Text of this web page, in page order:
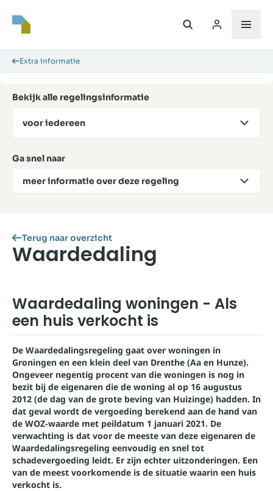
Extra informatie
Bekijk alle regelingsinformatie
voor iedereen
Ga snel naar
meer informatie over deze regeling
Terug naar overzicht
Waardedaling
Waardedaling woningen - Als
een huis verkocht is
De Waardedalingsregeling gaat over woningen in
Groningen en een klein deel van Drenthe (Aa en Hunze).
Ongeveer negentig procent van die woningen is nog in
bezit bij de eigenaren die de woning al op 16 augustus
2012 (de dag van de grote beving van Huizinge) hadden. In
dat geval wordt de vergoeding berekend aan de hand van
de WOZ-waarde met peildatum 1 januari 2021. De
verwachting is dat voor de meeste van deze eigenaren de
Waardedalingsregeling eenvoudig en snel tot
schadevergoeding leidt. Er zijn echter uitzonderingen. Een
van de meest voorkomende is de situatie waarin een huis
verkocht is.